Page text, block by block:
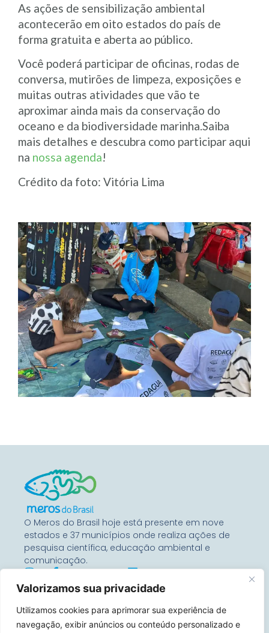
Valorizamos sua privacidade
Utilizamos cookies para aprimorar sua experiência de
navegação, exibir anúncios ou conteúdo personalizado e
As ações de sensibilização ambiental
acontecerão em oito estados do país de
forma gratuita e aberta ao público.
Você poderá participar de oficinas, rodas de
conversa, mutirões de limpeza, exposições e
muitas outras atividades que vão te
aproximar ainda mais da conservação do
oceano e da biodiversidade marinha.Saiba
mais detalhes e descubra como participar aqui
na nossa agenda!
Crédito da foto: Vitória Lima
O Meros do Brasil hoje está presente em nove
estados e 37 municípios onde realiza ações de
pesquisa científica, educação ambiental e
comunicação.
Entre Em Contato
Rua Benjamin Constant, 67
Conj 1104 – 80060-020